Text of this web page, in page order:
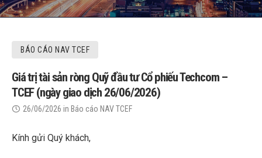
BÁO CÁO NAV TCEF
Giá trị tài sản ròng Quỹ đầu tư Cổ phiếu Techcom –
TCEF (ngày giao dịch 26/06/2026)
26/06/2026 in Báo cáo NAV TCEF
Kính gửi Quý khách,